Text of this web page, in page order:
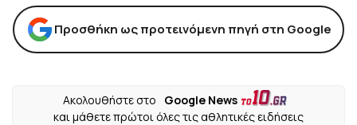
Προσθήκη ως προτεινόμενη πηγή στη Google
Ακολουθήστε στο
Google News
και μάθετε πρώτοι όλες τις αθλητικές ειδήσεις